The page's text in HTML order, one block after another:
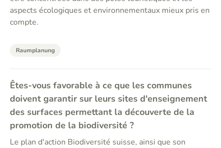
aspects écologiques et environnementaux mieux pris en
compte.
Raumplanung
Êtes-vous favorable à ce que les communes
doivent garantir sur leurs sites d'enseignement
des surfaces permettant la découverte de la
promotion de la biodiversité ?
Le plan d'action Biodiversité suisse, ainsi que son